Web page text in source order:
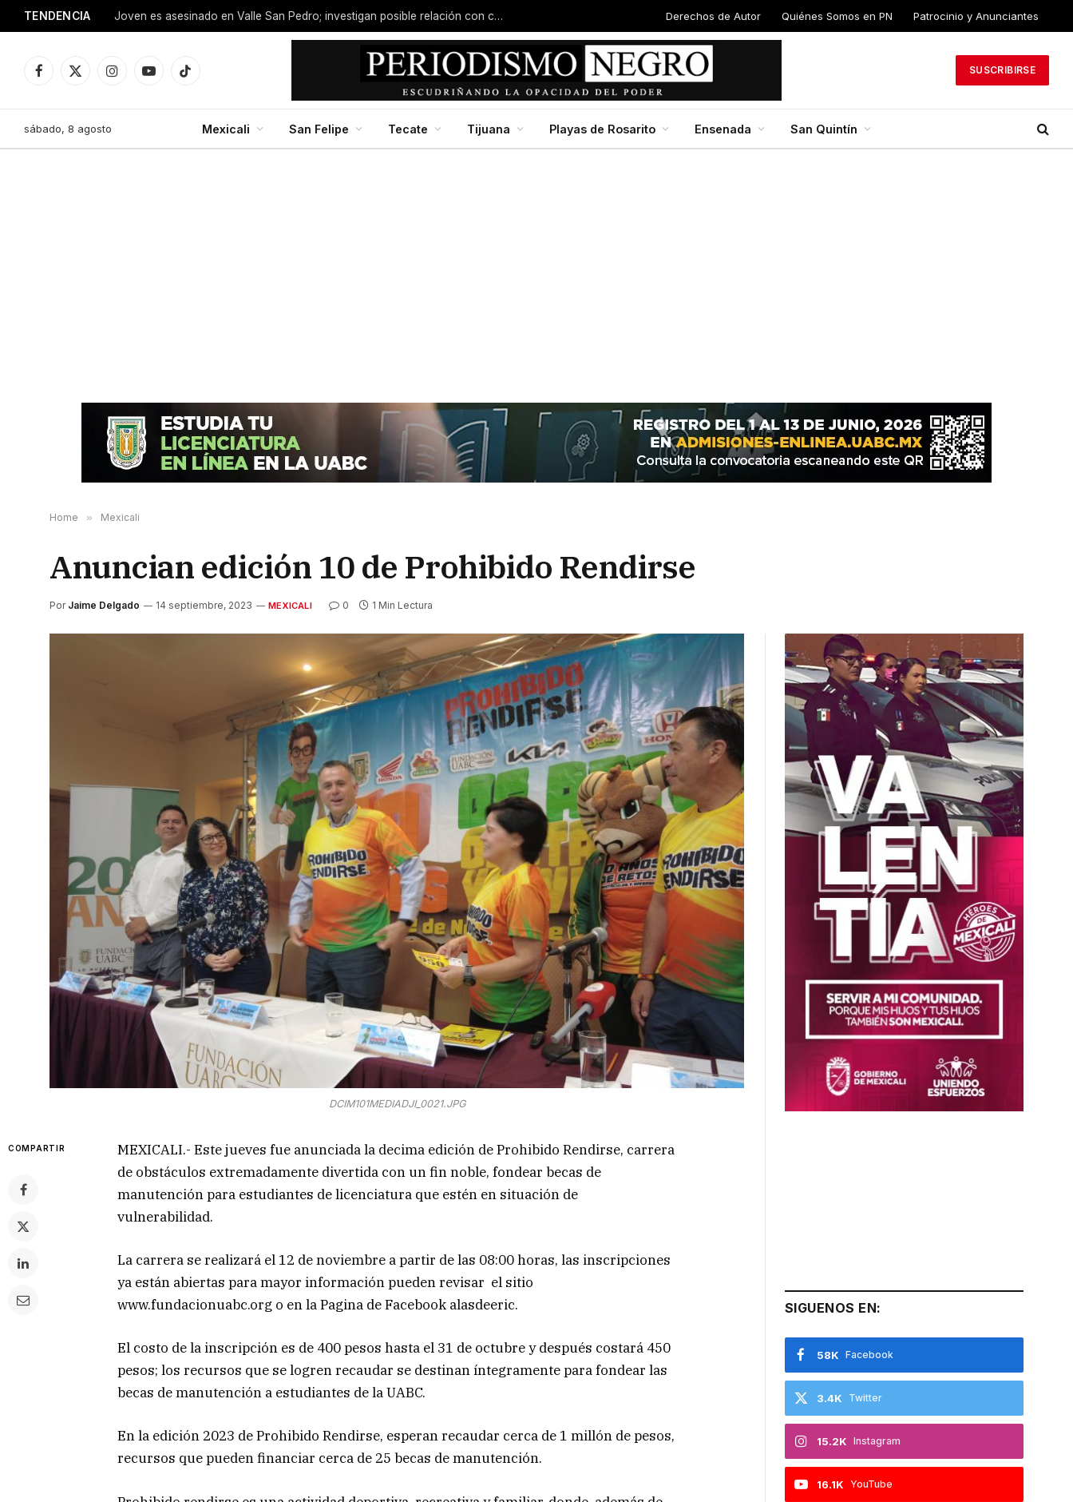
TENDENCIA Joven es asesinado en Valle San Pedro; investigan posible relación con carreras clandestinas Derechos de Autor Quiénes Somos en PN Patrocinio y Anunciantes
Facebook
X
InstagramYouTubeTikTok
SUSCRIBIRSE
sábado, 8 agosto Mexicali San Felipe Tecate Tijuana Playas de Rosarito Ensenada San Quintín
Home » Mexicali
Anuncian edición 10 de Prohibido Rendirse
Por Jaime Delgado 14 septiembre, 2023 MEXICALI 0 1 Min Lectura
DCIM101MEDIADJI_0021.JPG
COMPARTIR
MEXICALI.- Este jueves fue anunciada la decima edición de Prohibido Rendirse, carrera
de obstáculos extremadamente divertida con un fin noble, fondear becas de
manutención para estudiantes de licenciatura que estén en situación de
vulnerabilidad.
La carrera se realizará el 12 de noviembre a partir de las 08:00 horas, las inscripciones
ya están abiertas para mayor información pueden revisar el sitio
www.fundacionuabc.org o en la Pagina de Facebook alasdeeric.
El costo de la inscripción es de 400 pesos hasta el 31 de octubre y después costará 450
pesos; los recursos que se logren recaudar se destinan íntegramente para fondear las
becas de manutención a estudiantes de la UABC.
En la edición 2023 de Prohibido Rendirse, esperan recaudar cerca de 1 millón de pesos,
recursos que pueden financiar cerca de 25 becas de manutención.
SIGUENOS EN:
Facebook
58K
Twitter
3.4K
Instagram
15.2K
YouTube
16.1K